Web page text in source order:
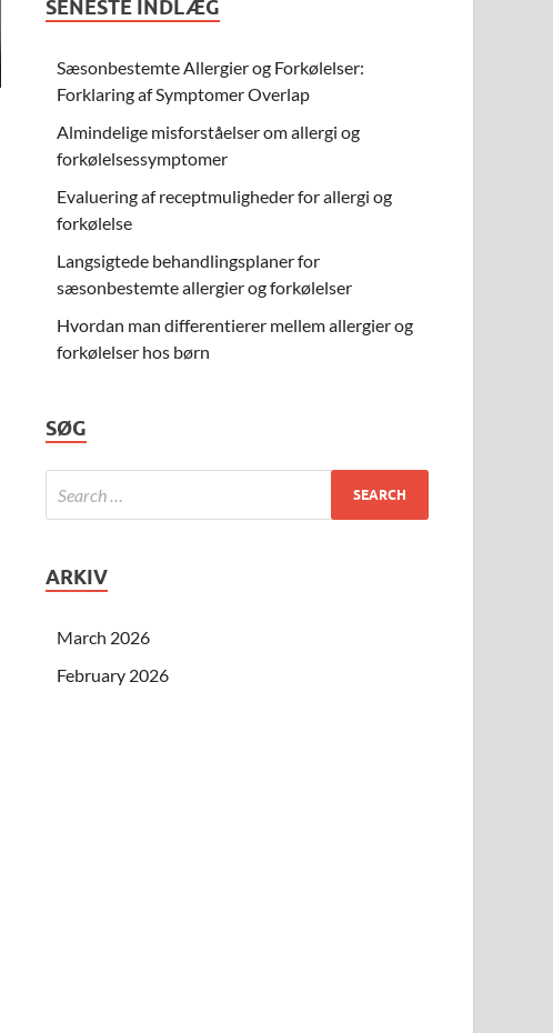
SENESTE INDLÆG
Sæsonbestemte Allergier og Forkølelser:
Forklaring af Symptomer Overlap
Almindelige misforståelser om allergi og
forkølelsessymptomer
Evaluering af receptmuligheder for allergi og
forkølelse
Langsigtede behandlingsplaner for
sæsonbestemte allergier og forkølelser
Hvordan man differentierer mellem allergier og
forkølelser hos børn
SØG
ARKIV
March 2026
February 2026